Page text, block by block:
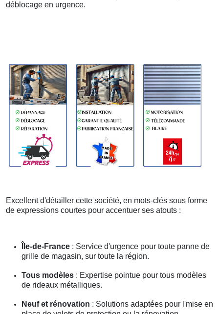
déblocage en urgence.
Excellent d'détailler cette société, en mots-clés sous forme
de expressions courtes pour accentuer ses atouts :
Île-de-France : Service d'urgence pour toute panne de
grille de magasin, sur toute la région.
Tous modèles : Expertise pointue pour tous modèles
de rideaux métalliques.
Neuf et rénovation : Solutions adaptées pour l'mise en